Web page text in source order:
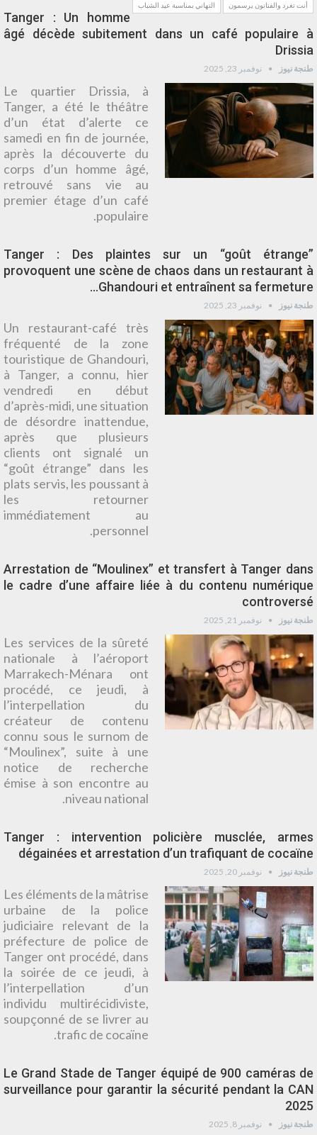
أنت تغرد والفنانون يرسمون التهاني بمناسبة عيد الشباب
Tanger : Un homme
âgé décède subitement dans un café populaire à
Drissia
طنجة نيوز نوفمبر 23, 2025
Le quartier Drissia, à
Tanger, a été le théâtre
d’un état d’alerte ce
samedi en fin de journée,
après la découverte du
corps d’un homme âgé,
retrouvé sans vie au
premier étage d’un café
populaire.
Tanger : Des plaintes sur un “goût étrange”
provoquent une scène de chaos dans un restaurant à
Ghandouri et entraînent sa fermeture…
طنجة نيوز نوفمبر 23, 2025
Un restaurant-café très
fréquenté de la zone
touristique de Ghandouri,
à Tanger, a connu, hier
vendredi en début
d’après-midi, une situation
de désordre inattendue,
après que plusieurs
clients ont signalé un
“goût étrange” dans les
plats servis, les poussant à
les retourner
immédiatement au
personnel.
Arrestation de “Moulinex” et transfert à Tanger dans
le cadre d’une affaire liée à du contenu numérique
controversé
طنجة نيوز نوفمبر 21, 2025
Les services de la sûreté
nationale à l’aéroport
Marrakech-Ménara ont
procédé, ce jeudi, à
l’interpellation du
créateur de contenu
connu sous le surnom de
“Moulinex”, suite à une
notice de recherche
émise à son encontre au
niveau national.
Tanger : intervention policière musclée, armes
dégainées et arrestation d’un trafiquant de cocaïne
طنجة نيوز نوفمبر 20, 2025
Les éléments de la mâtrise
urbaine de la police
judiciaire relevant de la
préfecture de police de
Tanger ont procédé, dans
la soirée de ce jeudi, à
l’interpellation d’un
individu multirécidiviste,
soupçonné de se livrer au
trafic de cocaïne.
Le Grand Stade de Tanger équipé de 900 caméras de
surveillance pour garantir la sécurité pendant la CAN
2025
طنجة نيوز نوفمبر 8, 2025